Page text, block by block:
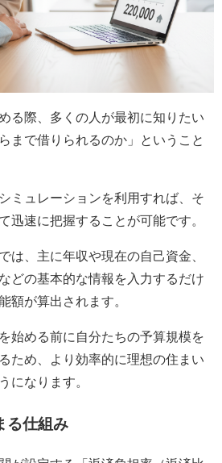
る際、多くの人が最初に知りたい
まで借りられるのか」ということ
ミュレーションを利用すれば、そ
迅速に把握することが可能です。
は、主に年収や現在の自己資金、
どの基本的な情報を入力するだけ
額が算出されます。
始める前に自分たちの予算規模を
ため、より効率的に理想の住まい
になります。
る仕組み